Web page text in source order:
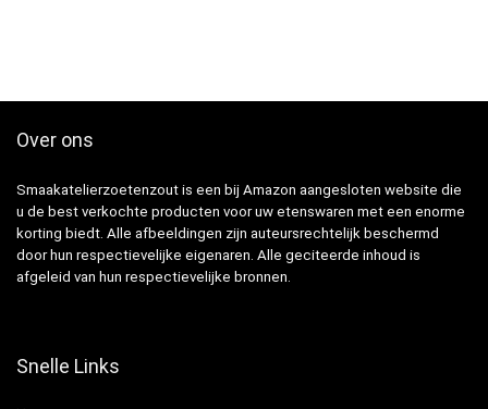
Over ons
Smaakatelierzoetenzout is een bij Amazon aangesloten website die
u de best verkochte producten voor uw etenswaren met een enorme
korting biedt. Alle afbeeldingen zijn auteursrechtelijk beschermd
door hun respectievelijke eigenaren. Alle geciteerde inhoud is
afgeleid van hun respectievelijke bronnen.
Snelle Links